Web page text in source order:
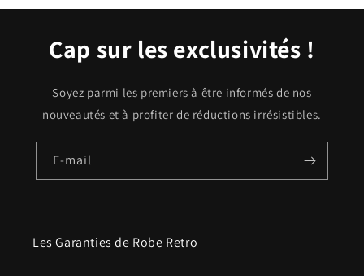
Cap sur les exclusivités !
Soyez parmi les premiers à être informés de nos
nouveautés et à profiter de réductions irrésistibles.
E-mail
Les Garanties de Robe Retro